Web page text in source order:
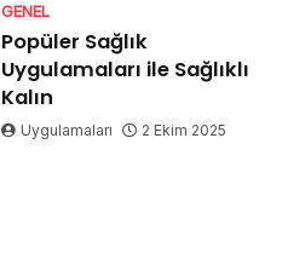
GENEL
Popüler Sağlık
Uygulamaları ile Sağlıklı
Kalın
Uygulamaları 2 Ekim 2025